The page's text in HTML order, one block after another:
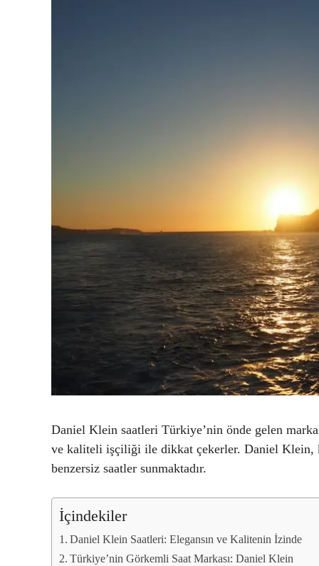
Daniel Klein saatleri Türkiye’nin önde gelen
ve kaliteli işçiliği ile dikkat çekerler. Daniel Klein,
benzersiz saatler sunmaktadır.
İçindekiler
Daniel Klein Saatleri: Elegansın ve Kalitenin İzinde
Türkiye’nin Görkemli Saat Markası: Daniel Klein